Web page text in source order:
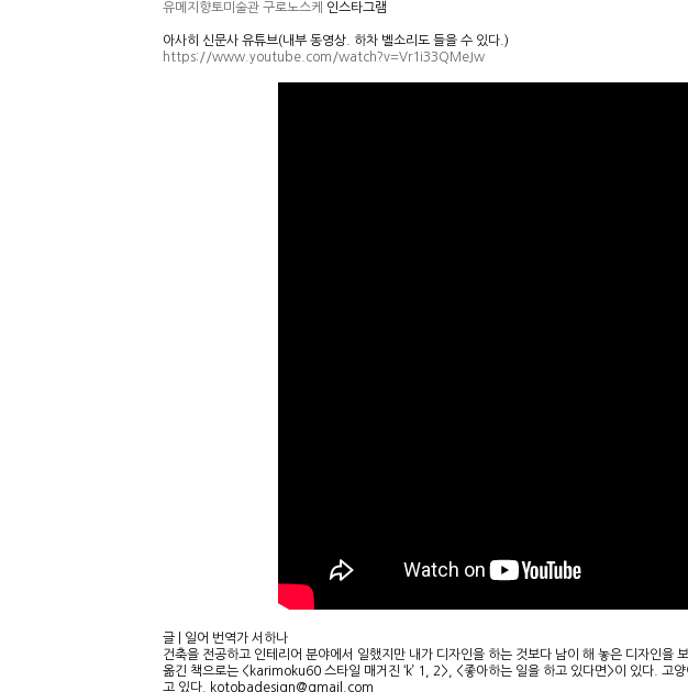
유메지향토미술관 구로노스케 인스타그램
아사히 신문사 유튜브(내부 동영상. 하차 벨소리도 들을 수 있다.)
https://www.youtube.com/watch?v=Vr1i33QMeJw
글 | 일어 번역가 서하나
건축을 전공하고 인테리어 분야에서 일했지만 내가 디자인을 하는 것보다 남이 해 놓은 디자인을
옮긴 책으로는 <karimoku60 스타일 매거진 ‘k’ 1, 2>, <좋아하는 일을 하고 있다면>이 있다. 고
고 있다. kotobadesign@gmail.com